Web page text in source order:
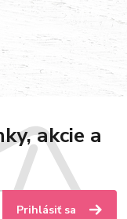
akcie a
Prihlásiť sa